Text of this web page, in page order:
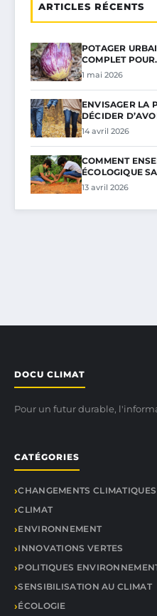
ARTICLES RÉCENTS
POTAGER
COMPLET
1 mai 2026
ENVISAGER LA
DÉCIDER
14 avril 2026
COMMENT
ÉCOLOGIQUE
13 avril 2026
DOCU CLIMAT
Pour un futur durable,
CATÉGORIES
CHANGEMENTS CLIMATIQUES
CLIMAT
ENVIRONNEMENT
INNOVATIONS VERTES
POLITIQUES
SENSIBILISATION AU CLIMAT
ÉCOLOGIE